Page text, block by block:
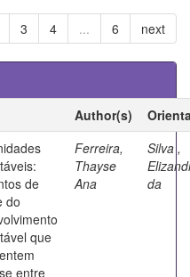
3 4 ... 6 next
Author(s)
de
do
que
entre
Ferreira,
Thayse
Ana
Silva ,
da